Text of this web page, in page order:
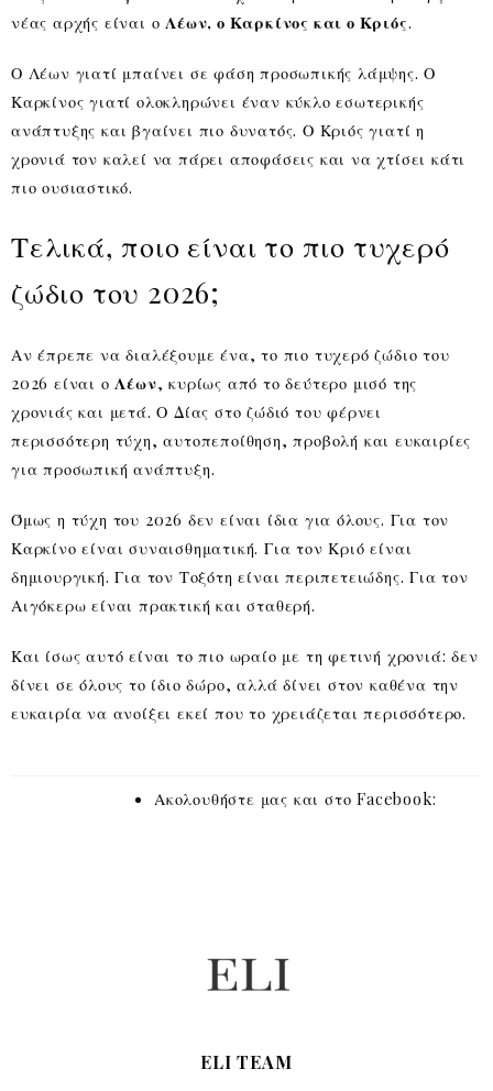
νέας αρχής είναι ο Λέων, ο Καρκίνος και ο Κριός.
Ο Λέων γιατί μπαίνει σε φάση προσωπικής λάμψης. Ο
Καρκίνος γιατί ολοκληρώνει έναν κύκλο εσωτερικής
ανάπτυξης και βγαίνει πιο δυνατός. Ο Κριός γιατί η
χρονιά τον καλεί να πάρει αποφάσεις και να χτίσει κάτι
πιο ουσιαστικό.
Τελικά, ποιο είναι το πιο τυχερό
ζώδιο του 2026;
Αν έπρεπε να διαλέξουμε ένα, το πιο τυχερό ζώδιο του
2026 είναι ο Λέων, κυρίως από το δεύτερο μισό της
χρονιάς και μετά. Ο Δίας στο ζώδιό του φέρνει
περισσότερη τύχη, αυτοπεποίθηση, προβολή και ευκαιρίες
για προσωπική ανάπτυξη.
Όμως η τύχη του 2026 δεν είναι ίδια για όλους. Για τον
Καρκίνο είναι συναισθηματική. Για τον Κριό είναι
δημιουργική. Για τον Τοξότη είναι περιπετειώδης. Για τον
Αιγόκερω είναι πρακτική και σταθερή.
Και ίσως αυτό είναι το πιο ωραίο με τη φετινή χρονιά: δεν
δίνει σε όλους το ίδιο δώρο, αλλά δίνει στον καθένα την
ευκαιρία να ανοίξει εκεί που το χρειάζεται περισσότερο.
Ακολουθήστε μας και στο Facebook:
ELI TEAM